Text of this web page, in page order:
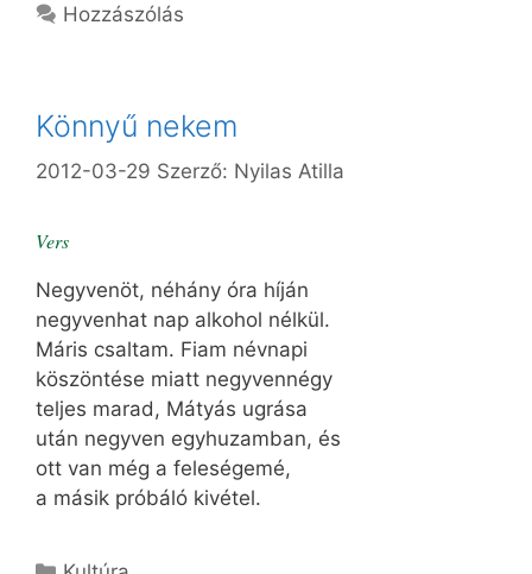
Hozzászólás
Könnyű nekem
2012-03-29 Szerző: Nyilas Atilla
Vers
Negyvenöt, néhány óra híján
negyvenhat nap alkohol nélkül.
Máris csaltam. Fiam névnapi
köszöntése miatt negyvennégy
teljes marad, Mátyás ugrása
után negyven egyhuzamban, és
ott van még a feleségemé,
a másik próbáló kivétel.
Kategória